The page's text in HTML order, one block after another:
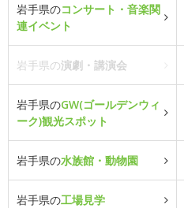
岩手県のコンサート・音楽関
連イベント
岩手県の演劇・講演会
岩手県のGW(ゴールデンウィ
ーク)観光スポット
岩手県の水族館・動物園
岩手県の工場見学